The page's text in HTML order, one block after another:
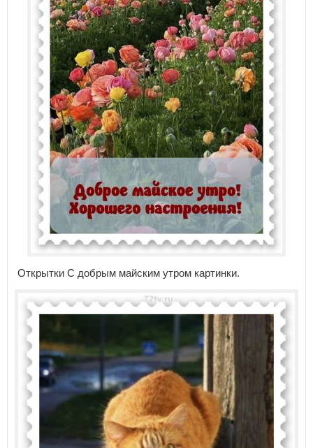
Открытки С добрым майским утром картинки.